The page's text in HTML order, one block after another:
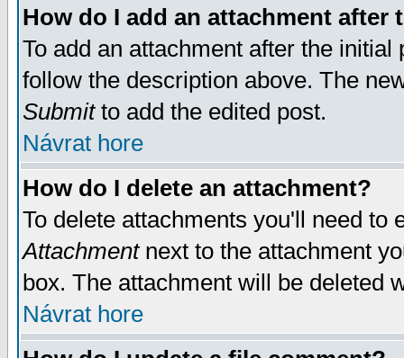
How do I add an attachment after
To add an attachment after the
follow the description above. The
Submitto add the edited post.
Návrat hore
How do I delete an attachment?
To delete attachments you'll need
Attachmentnext to the attachment
box. The attachment will be deleted
Návrat hore